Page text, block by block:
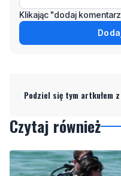
Klikając "dodaj
Podziel się tym artkułem
Czytaj również